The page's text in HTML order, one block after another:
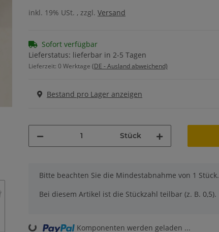
inkl. 19% USt. , zzgl. Versand
Sofort verfügbar
Lieferstatus: lieferbar in 2-5 Tagen
Lieferzeit: 0 Werktage (DE - Ausland abweichend)
Bestand pro Lager anzeigen
Stück
x
Bitte beachten Sie die Mindestabnahme von 1 Stück.
Bei diesem Artikel ist die Stückzahl teilbar (z. B. 0,5).
Loading... Komponenten werden geladen ...